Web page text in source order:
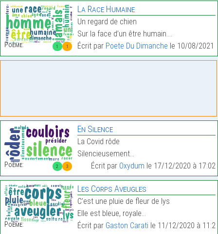
1 1
Poème:
La Race Humaine
Un regard de chien
Sur la face d’un être humain.…
Écrit par Poete Du Dimanche le 10/08/2021
2 3
Poème:
En Silence
La Covid rôde
Silencieusement…
Écrit par Oxydum le 17/12/2020 à 17:02
Poème:
Les Corps Aveugles
C’est une pluie de fleur de lys
Elle est bleue, royale…
Écrit par Gaston Carati le 11/12/2020 à